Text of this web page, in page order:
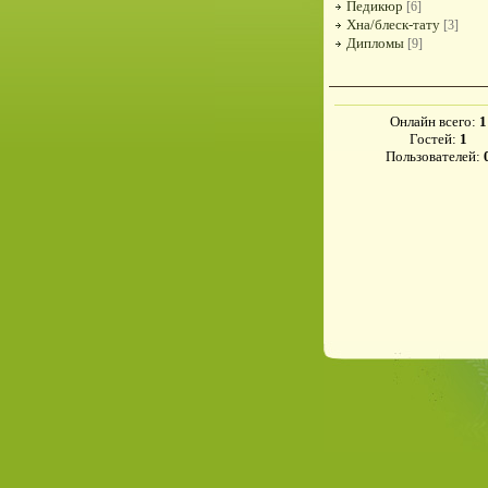
Педикюр [6]
Хна/блеск-тату [3]
Дипломы [9]
Онлайн всего: 1
Гостей: 1
Пользователей: